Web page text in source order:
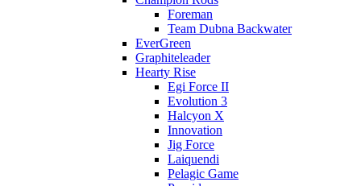
Foreman
Team Dubna Backwater
EverGreen
Graphiteleader
Hearty Rise
Egi Force II
Evolution 3
Halcyon X
Innovation
Jig Force
Laiquendi
Pelagic Game